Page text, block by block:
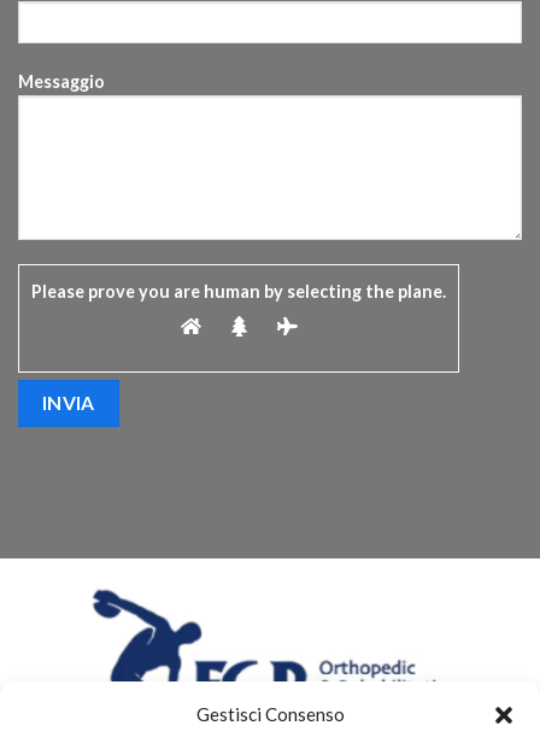
Gestisci Consenso
Messaggio
Please prove you are human by selecting the plane.